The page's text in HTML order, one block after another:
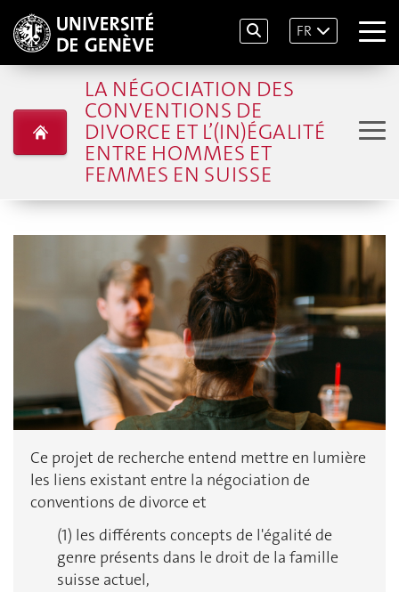
FR
LA NÉGOCIATION DES
CONVENTIONS DE
DIVORCE ET L’(IN)ÉGALITÉ
ENTRE HOMMES ET
FEMMES EN SUISSE
Ce projet de recherche entend mettre en lumière
les liens existant entre la négociation de
conventions de divorce et
(1) les différents concepts de l'égalité de
genre présents dans le droit de la famille
suisse actuel,